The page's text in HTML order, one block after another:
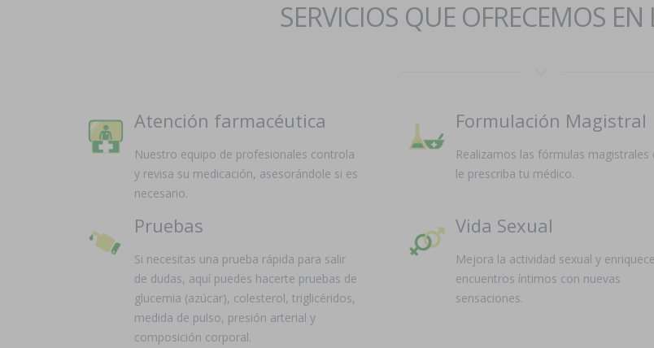
SERVICIOS QUE OFRECEMOS
Atención farmacéutica
Nuestro equipo de profesionales controla
y revisa su medicación, asesorándole si es
necesario.
Formulación Magistral
Realizamos las fórmulas magistrales
le prescriba tu médico.
Pruebas
Si necesitas una prueba rápida para salir
de dudas, aquí puedes hacerte pruebas de
glucemia (azúcar), colesterol, triglicéridos,
medida de pulso, presión arterial y
composición corporal.
Vida Sexual
Mejora la actividad sexual y
encuentros íntimos con nuevas
sensaciones.